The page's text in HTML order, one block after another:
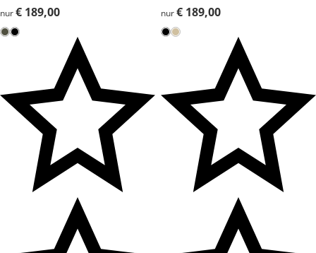
€ 189,00
nur€ 189,00 € 189,00
nur€ 189,00